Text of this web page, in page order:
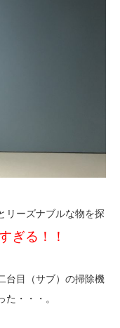
リーズナブルな物を探
ぎる！！
台目（サブ）の掃除機
・・・。